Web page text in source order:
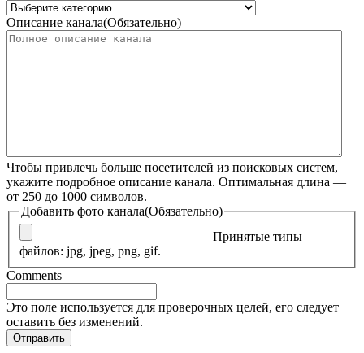
Описание канала(Обязательно)
Чтобы привлечь больше посетителей из поисковых систем,
укажите подробное описание канала. Оптимальная длина —
от 250 до 1000 символов.
Добавить фото канала(Обязательно)
Принятые типы
файлов: jpg, jpeg, png, gif.
Comments
Это поле используется для проверочных целей, его следует
оставить без изменений.